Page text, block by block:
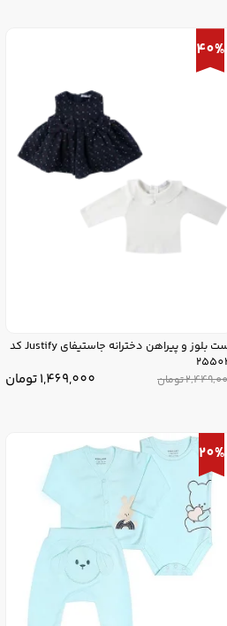
40%
ست بلوز و پیراهن دخترانه جاستیفای Justify کد
تومان 1,469,000تومان
20%